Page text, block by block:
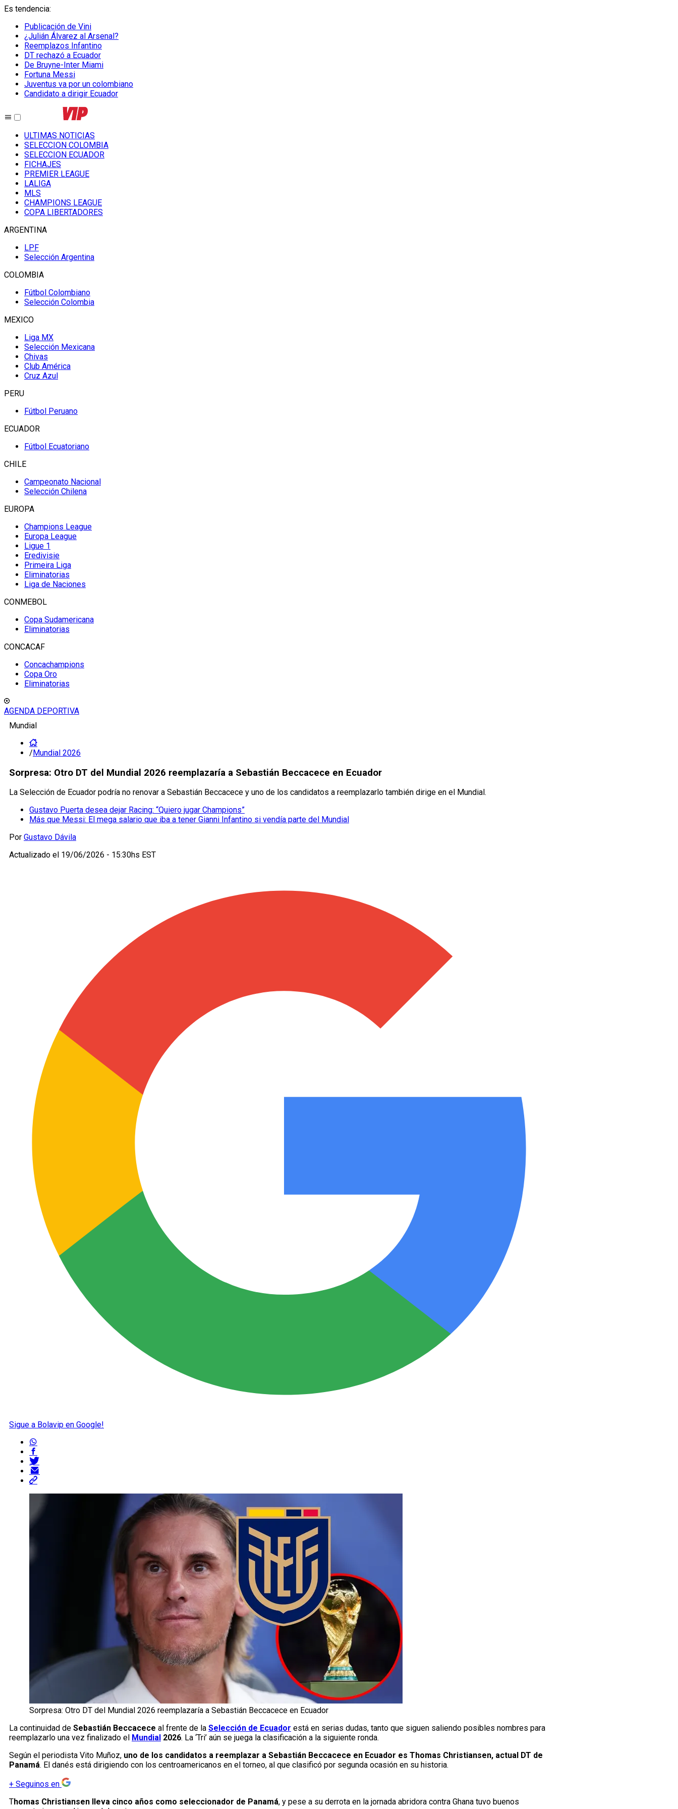
Es tendencia:
Publicación de Vini
¿Julián Álvarez al Arsenal?
Reemplazos Infantino
DT rechazó a Ecuador
De Bruyne-Inter Miami
Fortuna Messi
Juventus va por un colombiano
Candidato a dirigir Ecuador
ULTIMAS NOTICIAS
SELECCION COLOMBIA
SELECCION ECUADOR
FICHAJES
PREMIER LEAGUE
LALIGA
MLS
CHAMPIONS LEAGUE
COPA LIBERTADORES
ARGENTINA
LPF
Selección Argentina
COLOMBIA
Fútbol Colombiano
Selección Colombia
MEXICO
Liga MX
Selección Mexicana
Chivas
Club América
Cruz Azul
PERU
Fútbol Peruano
ECUADOR
Fútbol Ecuatoriano
CHILE
Campeonato Nacional
Selección Chilena
EUROPA
Champions League
Europa League
Ligue 1
Eredivisie
Primeira Liga
Eliminatorias
Liga de Naciones
CONMEBOL
Copa Sudamericana
Eliminatorias
CONCACAF
Concachampions
Copa Oro
Eliminatorias
AGENDA DEPORTIVA
Mundial
/Mundial 2026
Sorpresa: Otro DT del Mundial 2026 reemplazaría a Sebastián Beccacece en Ecuador
La Selección de Ecuador podría no renovar a Sebastián Beccacece y uno de los candidatos a reemplazarlo también dirige en el Mundial.
Gustavo Puerta desea dejar Racing: “Quiero jugar Champions”
Más que Messi: El mega salario que iba a tener Gianni Infantino si vendía parte del Mundial
Por Gustavo Dávila
Actualizado el 19/06/2026 - 15:30hs EST
Sigue a Bolavip en Google!
Sorpresa: Otro DT del Mundial 2026 reemplazaría a Sebastián Beccacece en Ecuador
La continuidad de Sebastián Beccacece al frente de la Selección de Ecuador está en serias dudas, tanto que siguen saliendo posibles nombres para
reemplazarlo una vez finalizado el Mundial 2026. La ‘Tri’ aún se juega la clasificación a la siguiente ronda.
Según el periodista Vito Muñoz, uno de los candidatos a reemplazar a Sebastián Beccacece en Ecuador es Thomas Christiansen, actual DT de
Panamá. El danés está dirigiendo con los centroamericanos en el torneo, al que clasificó por segunda ocasión en su historia.
+ Seguinos en
Thomas Christiansen lleva cinco años como seleccionador de Panamá, y pese a su derrota en la jornada abridora contra Ghana tuvo buenos